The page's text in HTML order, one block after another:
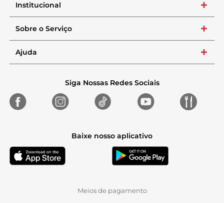
Institucional +
Sobre o Serviço +
Ajuda +
Siga Nossas Redes Sociais
Baixe nosso aplicativo
Meios de pagamento